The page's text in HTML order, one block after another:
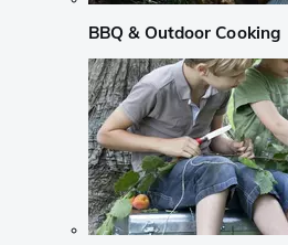
BBQ & Outdoor Cooking